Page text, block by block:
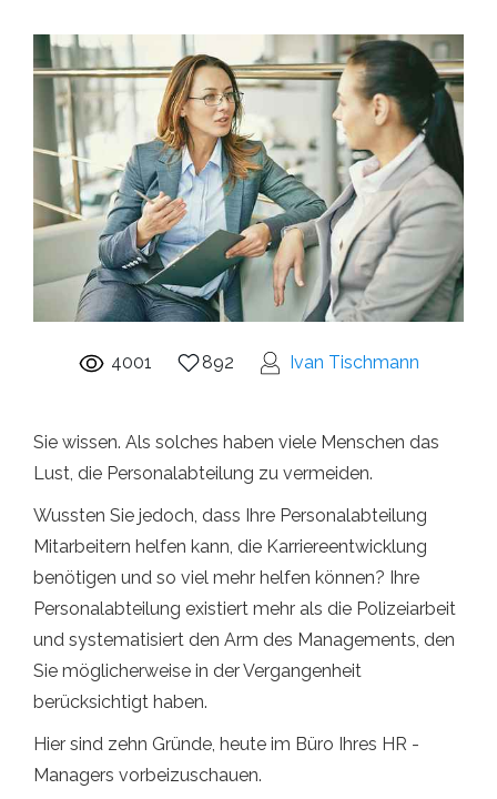
4001 892 Ivan Tischmann
Sie wissen. Als solches haben viele Menschen das
Lust, die Personalabteilung zu vermeiden.
Wussten Sie jedoch, dass Ihre Personalabteilung
Mitarbeitern helfen kann, die Karriereentwicklung
benötigen und so viel mehr helfen können? Ihre
Personalabteilung existiert mehr als die Polizeiarbeit
und systematisiert den Arm des Managements, den
Sie möglicherweise in der Vergangenheit
berücksichtigt haben.
Hier sind zehn Gründe, heute im Büro Ihres HR -
Managers vorbeizuschauen.